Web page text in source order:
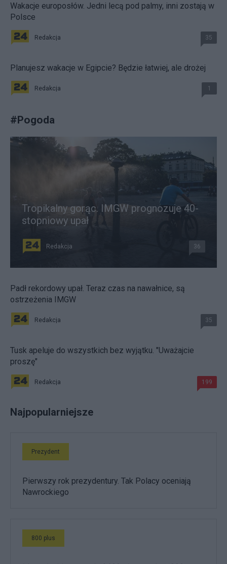
Wakacje europosłów. Jedni lecą pod palmy, inni zostają w
Polsce
Redakcja 35
Planujesz wakacje w Egipcie? Będzie łatwiej, ale drożej
Redakcja 1
#Pogoda
Tropikalny gorąc. IMGW prognozuje 40-
stopniowy upał
Redakcja 36
Padł rekordowy upał. Teraz czas na nawałnice, są
ostrzeżenia IMGW
Redakcja 35
Tusk apeluje do wszystkich bez wyjątku. "Uważajcie
proszę"
Redakcja 199
Najpopularniejsze
Prezydent
Pierwszy rok prezydentury. Tak Polacy oceniają
Nawrockiego
800 plus